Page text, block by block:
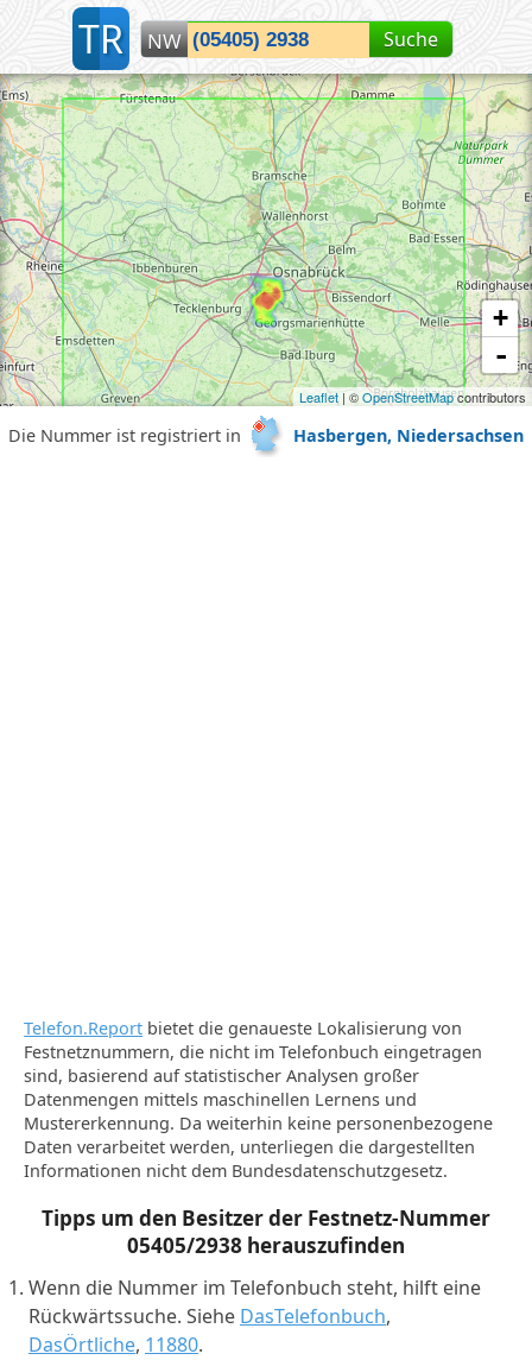
TR NW Suche
+
-
Leaflet | ©OpenStreetMapcontributors
Lokalisiere Hasbergen, NI...
Die Nummer ist registriert in Hasbergen, Niedersachsen
Telefon.Report bietet die genaueste Lokalisierung von
Festnetznummern, die nicht im Telefonbuch eingetragen
sind, basierend auf statistischer Analysen großer
Datenmengen mittels maschinellen Lernens und
Mustererkennung. Da weiterhin keine personenbezogene
Daten verarbeitet werden, unterliegen die dargestellten
Informationen nicht dem Bundesdatenschutzgesetz.
Tipps um den Besitzer der Festnetz-Nummer
05405/2938 herauszufinden
Wenn die Nummer im Telefonbuch steht, hilft eine
Rückwärtssuche. Siehe DasTelefonbuch,
DasÖrtliche, 11880.